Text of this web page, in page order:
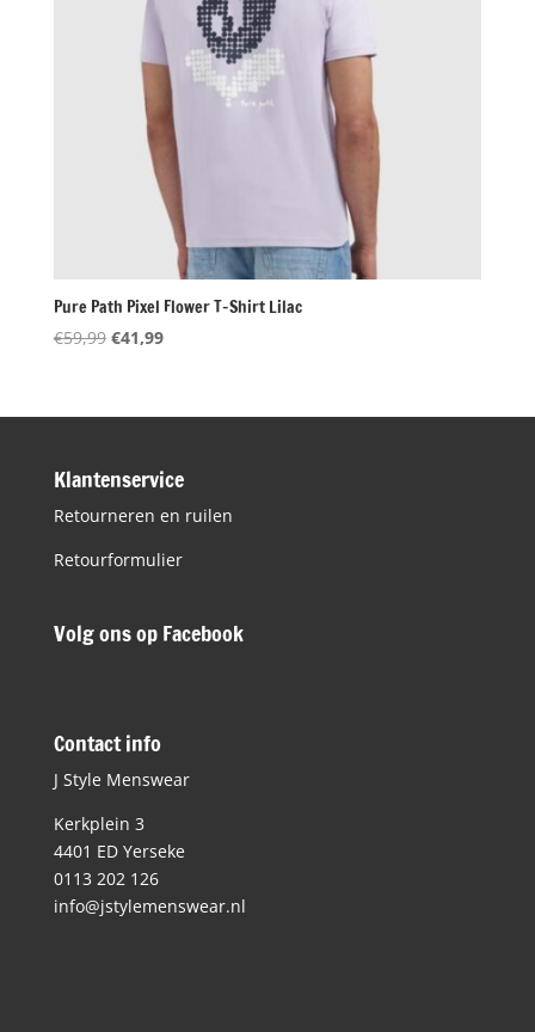
Pure Path Pixel Flower T-Shirt Lilac
€59,99 Oorspronkelijke
€59,99.
€41,99Huidige
€41,99.
Klantenservice
Retourneren en ruilen
Retourformulier
Volg ons op Facebook
Contact info
J Style Menswear
Kerkplein 3
4401 ED Yerseke
0113 202 126
info@jstylemenswear.nl